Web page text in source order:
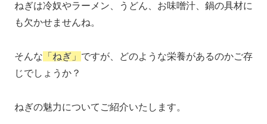
ねぎは冷奴やラーメン、うどん、お味噌汁、鍋の具材に
も欠かせませんね。
そんな 「ねぎ」 ですが、どのような栄養があるのかご存
じでしょうか？
ねぎの魅力についてご紹介いたします。